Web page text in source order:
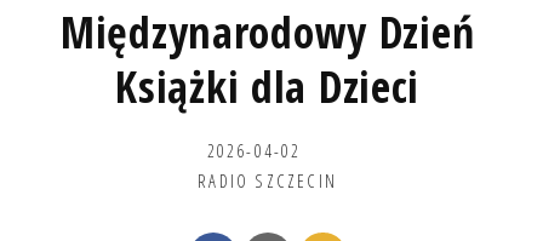
Międzynarodowy Dzień
Książki dla Dzieci
2026-04-02
RADIO SZCZECIN